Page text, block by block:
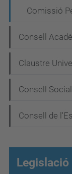
e
a
c
ó
Comissió
Consell
Claustre
Consell Social
Consell de